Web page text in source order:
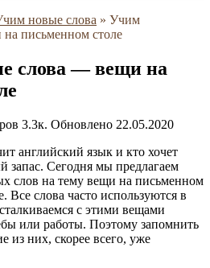
новые слова » Учим
письменном столе
слова — вещи на
3.3к. Обновлено 22.05.2020
английский язык и кто хочет
запас. Сегодня мы предлагаем
слов на тему вещи на письменном
Все слова часто используются в
с этими вещами
или работы. Поэтому запомнить
из них, скорее всего, уже